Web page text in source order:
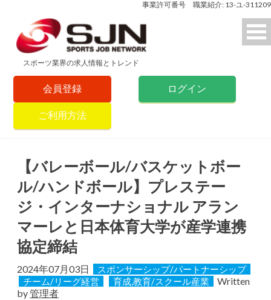
事業許可番号 職業紹介: 13-ユ-311209
スポーツ業界の求人情報とトレンド
会員登録 ログイン
ご利用方法
【バレーボール/バスケットボー
ル/ハンドボール】プレステー
ジ・インターナショナル アラン
マーレと日本体育大学が産学連携
協定締結
2024年07月03日
スポンサーシップ/パートナーシップ
チーム/リーグ経営
育成,教育/スクール産業
Written
by管理者